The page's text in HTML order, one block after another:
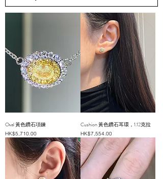
Oval 黃色鑽石項鍊
價格
HK$5,710.00
Cushion 黃色鑽石耳環，1.12克拉
價格
HK$7,554.00